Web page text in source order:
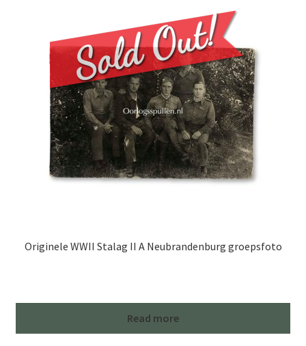
Originele WWII Stalag II A Neubrandenburg groepsfoto
Read more